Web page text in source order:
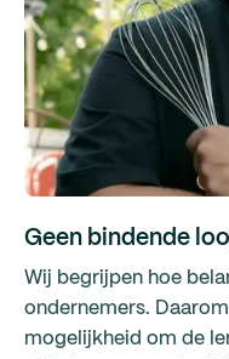
Geen bindende
Wij begrijpen hoe
ondernemers.
mogelijkheid om de